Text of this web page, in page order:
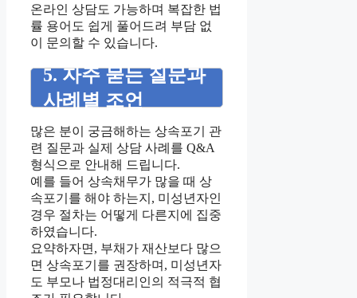
온라인 상담도 가능하며 복잡한 법
률 용어도 쉽게 풀어드려 부담 없
이 문의할 수 있습니다.
5. 자주 묻는 질문과
사례별 조언
많은 분이 궁금해하는 상속포기 관
련 질문과 실제 상담 사례를 Q&A
형식으로 안내해 드립니다.
예를 들어 상속채무가 많을 때 상
속포기를 해야 하는지, 미성년자인
경우 절차는 어떻게 다른지에 집중
하였습니다.
요약하자면, 부채가 재산보다 많으
면 상속포기를 권장하며, 미성년자
도 부모나 법정대리인의 적극적 협